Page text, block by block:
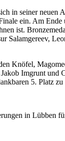
in seiner neuen
ein. Am Ende
ist.
Salamgereev,
Knöfel,
Imgrunt und
5. Platz zu
in Lübben